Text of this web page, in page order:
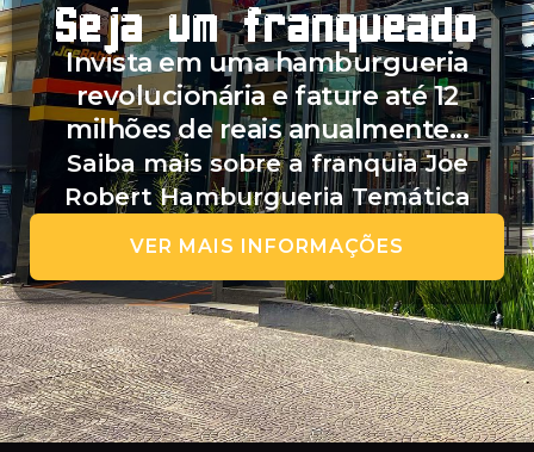
Seja um franqueado
Invista em uma hamburgueria
revolucionária e fature até 12
milhões de reais anualmente...
Saiba mais sobre a franquia Joe
Robert Hamburgueria Temática
VER MAIS INFORMAÇÕES